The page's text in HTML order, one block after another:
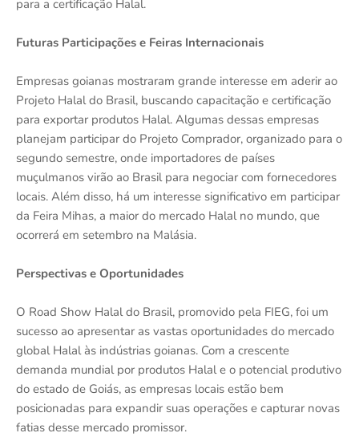
para a certificação Halal.
Futuras Participações e Feiras Internacionais
Empresas goianas mostraram grande interesse em aderir ao
Projeto Halal do Brasil, buscando capacitação e certificação
para exportar produtos Halal. Algumas dessas empresas
planejam participar do Projeto Comprador, organizado para o
segundo semestre, onde importadores de países
muçulmanos virão ao Brasil para negociar com fornecedores
locais. Além disso, há um interesse significativo em participar
da Feira Mihas, a maior do mercado Halal no mundo, que
ocorrerá em setembro na Malásia.
Perspectivas e Oportunidades
O Road Show Halal do Brasil, promovido pela FIEG, foi um
sucesso ao apresentar as vastas oportunidades do mercado
global Halal às indústrias goianas. Com a crescente
demanda mundial por produtos Halal e o potencial produtivo
do estado de Goiás, as empresas locais estão bem
posicionadas para expandir suas operações e capturar novas
fatias desse mercado promissor.